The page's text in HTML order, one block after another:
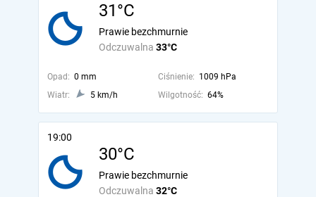
31°C
Odczuwalna 33°C
Prawie bezchmurnie
Opad: 0 mm Ciśnienie: 1009 hPa
Wiatr:
5 km/h Wilgotność: 64%
19:00
30°C
Odczuwalna 32°C
Prawie bezchmurnie